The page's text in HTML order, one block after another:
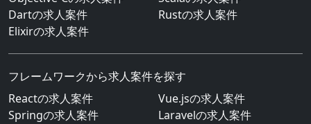
Dartの求人案件
Rustの求人案件
Elixirの求人案件
フレームワークから求人案件を探す
Reactの求人案件
Vue.jsの求人案件
Springの求人案件
Laravelの求人案件